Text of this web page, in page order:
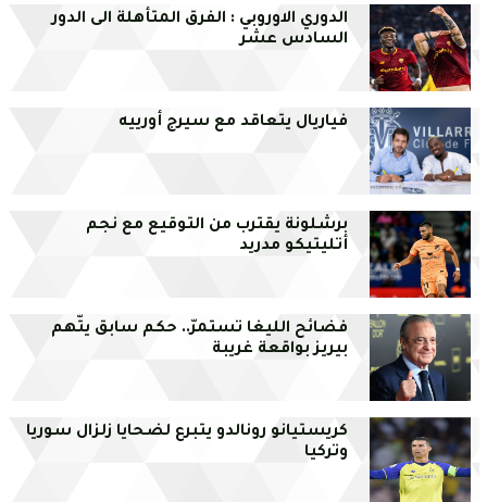
الدوري الاوروبي : الفرق المتأهلة الى الدور
السادس عشر
فياريال يتعاقد مع سيرج أورييه
برشلونة يقترب من التوقيع مع نجم
أتليتيكو مدريد
فضائح الليغا تستمرّ.. حكم سابق يتّهم
بيريز بواقعة غريبة
كريستيانو رونالدو يتبرع لضحايا زلزال سوريا
وتركيا